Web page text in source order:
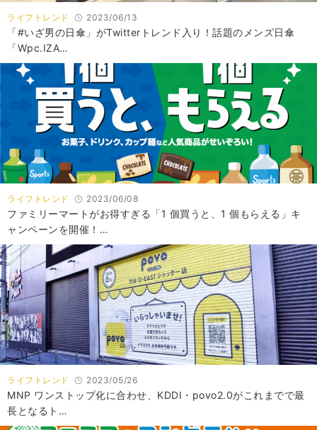
ライフトレンド 2023/06/13
「#いざ男の日傘」がTwitterトレンド入り！話題のメンズ日傘
「Wpc.IZA…
ライフトレンド 2023/06/08
ファミリーマートがお得すぎる「1 個買うと、1 個もらえる」キ
ャンペーンを開催！…
ライフトレンド 2023/05/26
MNP ワンストップ化に合わせ、KDDI・povo2.0がこれまでで最
長となるト…